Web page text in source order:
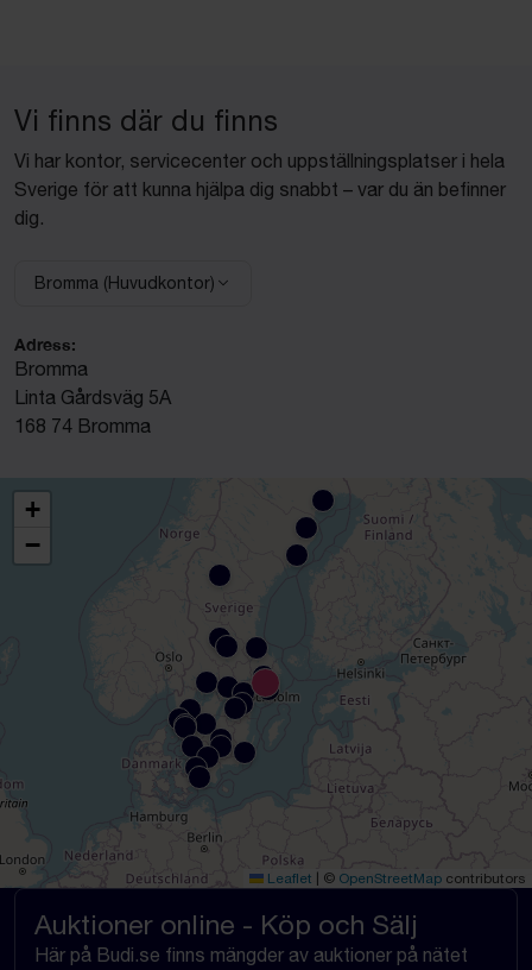
Vi finns där du finns
Vi har kontor, servicecenter och uppställningsplatser i hela
Sverige för att kunna hjälpa dig snabbt – var du än befinner
dig.
Välj anläggning:
Bromma (Huvudkontor)
Adress:
Bromma
Linta Gårdsväg 5A
168 74 Bromma
+
−
Leaflet | © OpenStreetMap contributors
Auktioner online - Köp och Sälj
Här på Budi.se finns mängder av auktioner på nätet